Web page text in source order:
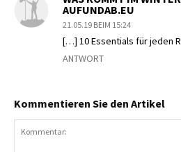
AUFUNDAB.EU
21.05.19 BEIM 15:24
[…] 10 Essentials für jeden
ANTWORT
Kommentieren Sie den Artikel